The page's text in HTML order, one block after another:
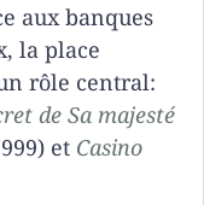
aux banques
la place
rôle central:
de Sa majesté
et Casino